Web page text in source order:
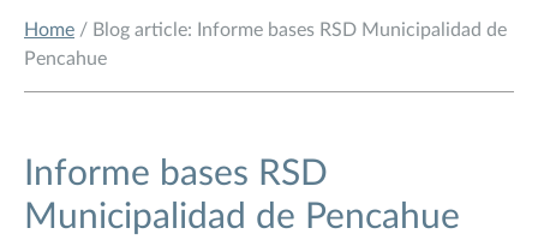
Home / Blog article: Informe bases RSD Municipalidad de
Pencahue
Informe bases RSD
Municipalidad de Pencahue